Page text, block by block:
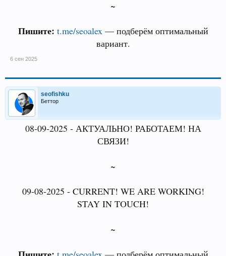
~
Пишите: t.me/seoalex— подберём оптимальный
вариант.
6 сен 2025
seofishku
Беттор
08-09-2025 - АКТУАЛЬНО! РАБОТАЕМ! НА
СВЯЗИ!
~
09-08-2025 - CURRENT! WE ARE WORKING!
STAY IN TOUCH!
~